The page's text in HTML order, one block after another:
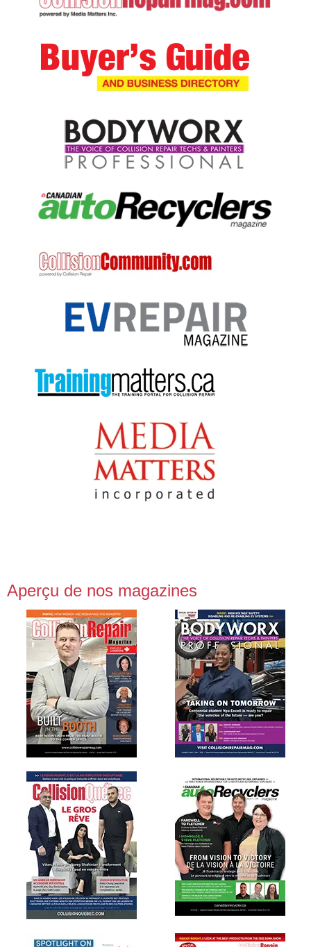
Aperçu de nos magazines